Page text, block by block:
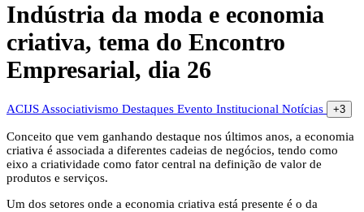
Indústria da moda e economia
criativa, tema do Encontro
Empresarial, dia 26
ACIJS Associativismo Destaques Evento Institucional Notícias +3
Conceito que vem ganhando destaque nos últimos anos, a economia
criativa é associada a diferentes cadeias de negócios, tendo como
eixo a criatividade como fator central na definição de valor de
produtos e serviços.
Um dos setores onde a economia criativa está presente é o da